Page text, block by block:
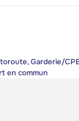
Garderie/
en commun